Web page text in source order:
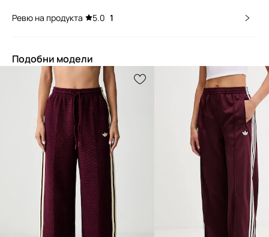
Ревю на продукта 5.0 1
Подобни модели